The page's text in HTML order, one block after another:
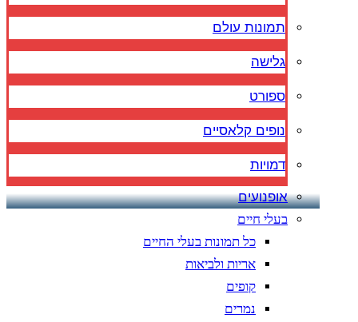
תמונות עולם
גלישה
ספורט
נופים קלאסיים
דמויות
אופנועים
בעלי חיים
כל תמונות בעלי החיים
אריות ולביאות
קופים
נמרים